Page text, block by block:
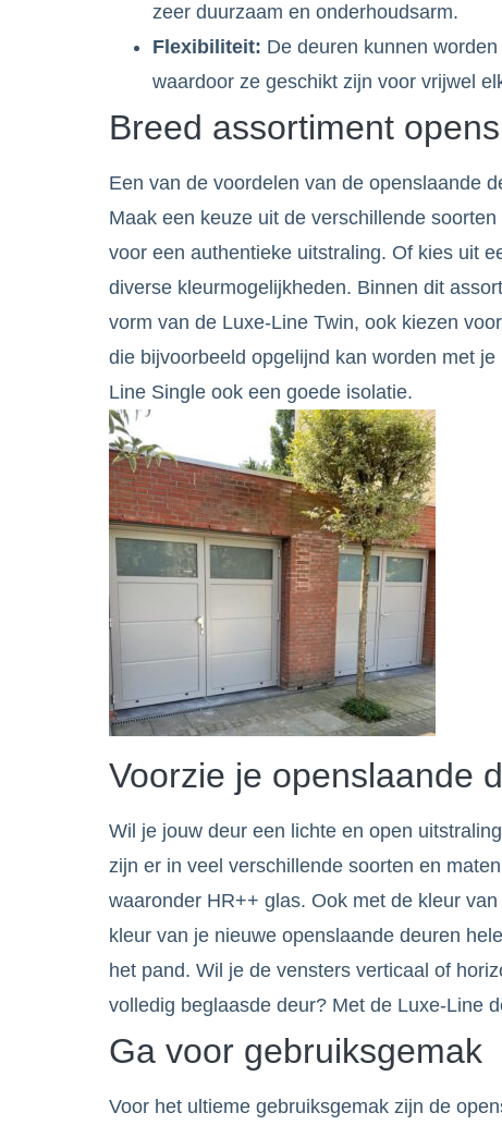
zeer duurzaam en onderhoudsarm.
Flexibiliteit: De deuren kunnen
waardoor ze geschikt zijn voor vrijwel
Breed assortiment
Een van de voordelen van de openslaande
Maak een keuze uit de verschillende
voor een authentieke uitstraling. Of kies uit
diverse kleurmogelijkheden. Binnen dit
vorm van de Luxe-Line Twin, ook kiezen
die bijvoorbeeld opgelijnd kan worden met
Line Single ook een goede isolatie.
Voorzie je openslaande
Wil je jouw deur een lichte en open
zijn er in veel verschillende soorten en
waaronder HR++ glas. Ook met de kleur
kleur van je nieuwe openslaande deuren
het pand. Wil je de vensters verticaal of
volledig beglaasde deur? Met de Luxe-Line
Ga voor gebruiksgemak
Voor het ultieme gebruiksgemak zijn de